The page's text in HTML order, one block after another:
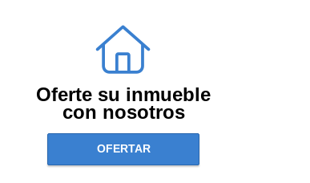
Oferte su inmueble
con nosotros
OFERTAR